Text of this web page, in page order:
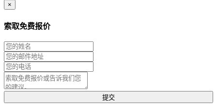
×
索取免费报价